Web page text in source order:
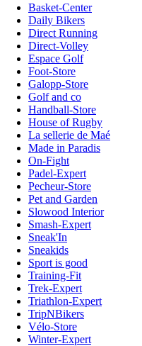
Basket-Center
Daily Bikers
Direct Running
Direct-Volley
Espace Golf
Foot-Store
Galopp-Store
Golf and co
Handball-Store
House of Rugby
La sellerie de Maé
Made in Paradis
On-Fight
Padel-Expert
Pecheur-Store
Pet and Garden
Slowood Interior
Smash-Expert
Sneak'In
Sneakids
Sport is good
Training-Fit
Trek-Expert
Triathlon-Expert
TripNBikers
Vélo-Store
Winter-Expert